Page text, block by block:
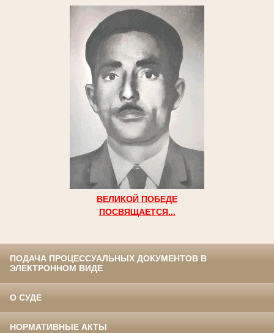
ВЕЛИКОЙ ПОБЕДЕ
ПОСВЯЩАЕТСЯ...
ПОДАЧА ПРОЦЕССУАЛЬНЫХ ДОКУМЕНТОВ В
ЭЛЕКТРОННОМ ВИДЕ
О СУДЕ
НОРМАТИВНЫЕ АКТЫ